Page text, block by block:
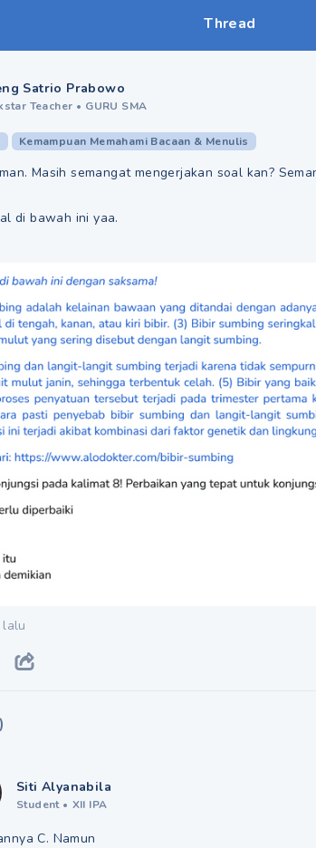
Thread
Satrio Prabowo
Teacher • GURU SMA
Kemampuan Memahami Bacaan & Menulis
Masih semangat mengerjakan soal kan?
di bawah ini yaa.
)
Siti Alyanabila
Student • XII IPA
C. Namun